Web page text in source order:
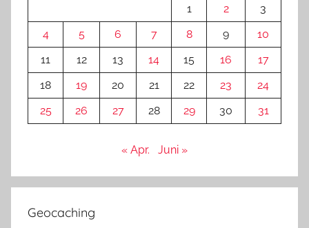
1
2
3
4
5 6 7 8 9
10
11
12 13 14 15 16
17
18
19 20 21 22 23
24
25
26 27 28 29 30 31
« Apr. Juni »
Geocaching